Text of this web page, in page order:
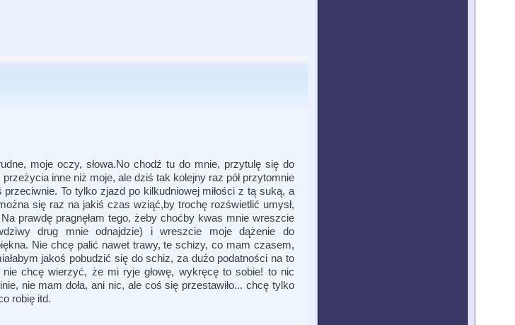
moje oczy, słowa.No chodź tu do mnie, przytulę się do
inne niż moje, ale dziś tak kolejny raz pół przytomnie
To tylko zjazd po kilkudniowej miłości z tą suką, a
się raz na jakiś czas wziąć,by trochę rozświetlić umysł,
prawdę pragnęłam tego, żeby choćby kwas mnie wreszcie
drug mnie odnajdzie) i wreszcie moje dążenie do
Nie chcę palić nawet trawy, te schizy, co mam czasem,
jakoś pobudzić się do schiz, za dużo podatności na to
chcę wierzyć, że mi ryje głowę, wykręcę to sobie! to nic
nie mam doła, ani nic, ale coś się przestawiło... chcę tylko
robię itd.